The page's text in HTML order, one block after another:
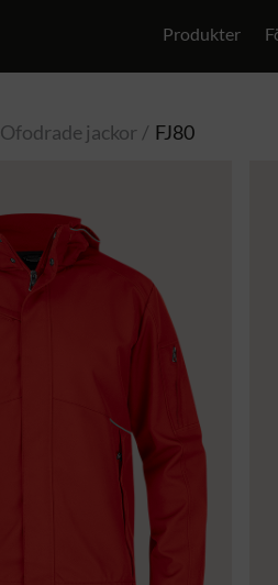
Produkter
Ofodrade jackor FJ80